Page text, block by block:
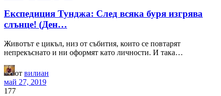
Експедиция Тунджа: След всяка буря изгрява
слънце! (Ден…
Животът е цикъл, низ от събития, които се повтарят
непрекъснато и ни оформят като личности. И така…
от вилиан
май 27, 2019
177